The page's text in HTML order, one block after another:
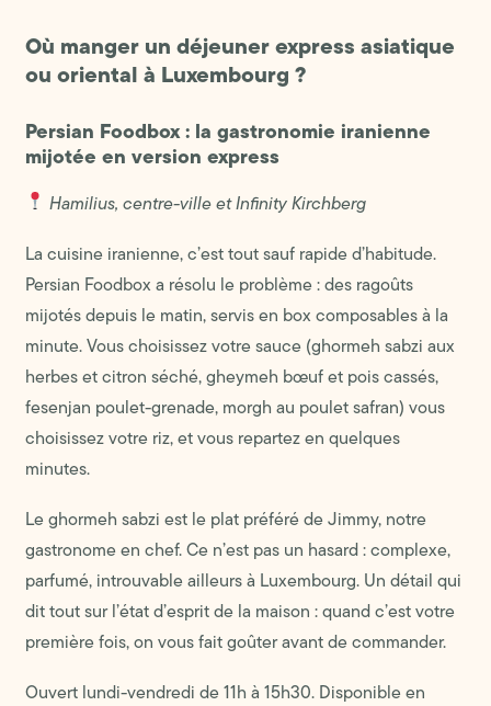
Où manger un déjeuner express asiatique
ou oriental à Luxembourg ?
Persian Foodbox : la gastronomie iranienne
mijotée en version express
Hamilius, centre-ville et Infinity Kirchberg
La cuisine iranienne, c’est tout sauf rapide d’habitude.
Persian Foodbox a résolu le problème : des ragoûts
mijotés depuis le matin, servis en box composables à la
minute. Vous choisissez votre sauce (ghormeh sabzi aux
herbes et citron séché, gheymeh bœuf et pois cassés,
fesenjan poulet-grenade, morgh au poulet safran) vous
choisissez votre riz, et vous repartez en quelques
minutes.
Le ghormeh sabzi est le plat préféré de Jimmy, notre
gastronome en chef. Ce n’est pas un hasard : complexe,
parfumé, introuvable ailleurs à Luxembourg. Un détail qui
dit tout sur l’état d’esprit de la maison : quand c’est votre
première fois, on vous fait goûter avant de commander.
Ouvert lundi-vendredi de 11h à 15h30. Disponible en